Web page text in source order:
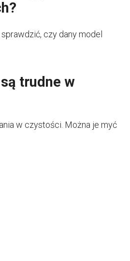
czy dany model
trudne w
w czystości. Można je myć